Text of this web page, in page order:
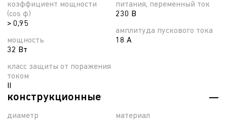
коэффициент мощности
(cos φ)
> 0,95
мощность
32 Вт
класс защиты от поражения
током
питания, переменный ток
230 В
амплитуда пускового тока
18 А
конструкционные
диаметр
материал